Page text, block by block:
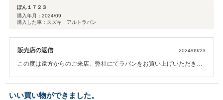
ったと感じています。
ぽん１７２３
購入年月： 2024/09
購入した車：スズキ アルトラパン
販売店の返信 2024/09/23
この度は遠方からのご来店、弊社にてラパンをお買い上げいただき誠
の整備をさせていただきました。整備、お車の事で何かご不明な点等
ございましたら、お気軽にご連絡くださいませ。
いい買い物ができました。